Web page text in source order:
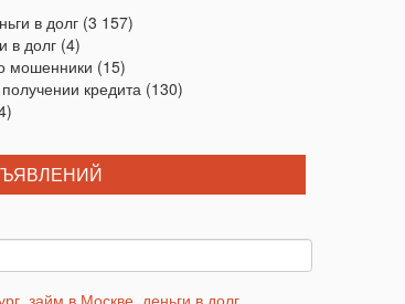
в долг(3 157)
в долг(4)
мошенники (15)
кредита(130)
, займ в Москве, деньги в долг